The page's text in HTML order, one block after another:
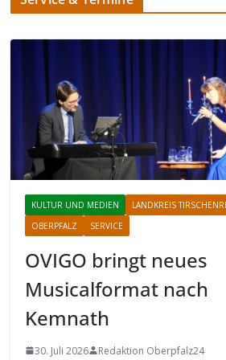
KULTUR UND MEDIEN
LANDKREIS
OBERPFALZ
SERVICE
OVIGO bringt neues
Musicalformat nach
Kemnath
30. Juli 2026 Redaktion Oberpfalz24